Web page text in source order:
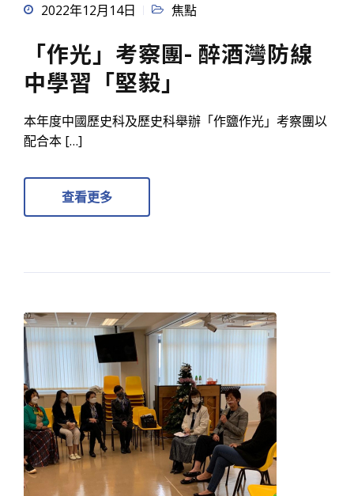
2022年12月14日 焦點
「作光」考察團- 醉酒灣防線
中學習「堅毅」
本年度中國歷史科及歷史科舉辦「作鹽作光」考察團以
配合本 […]
查看更多